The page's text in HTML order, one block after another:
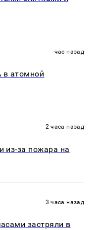
час назад
атомной
2 часа назад
из-за пожара на
3 часа назад
застряли в